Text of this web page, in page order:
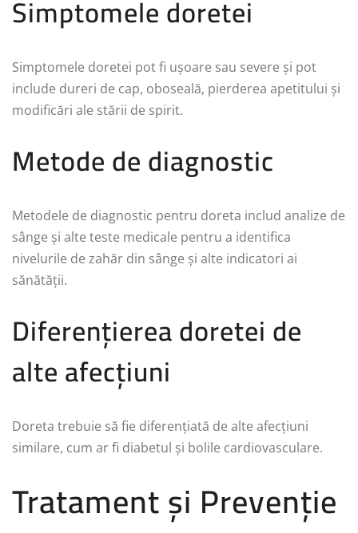
Simptomele doretei
Simptomele doretei pot fi ușoare sau severe și pot
include dureri de cap, oboseală, pierderea apetitului și
modificări ale stării de spirit.
Metode de diagnostic
Metodele de diagnostic pentru doreta includ analize de
sânge și alte teste medicale pentru a identifica
nivelurile de zahăr din sânge și alte indicatori ai
sănătății.
Diferențierea doretei de
alte afecțiuni
Doreta trebuie să fie diferențiată de alte afecțiuni
similare, cum ar fi diabetul și bolile cardiovasculare.
Tratament și Prevenție